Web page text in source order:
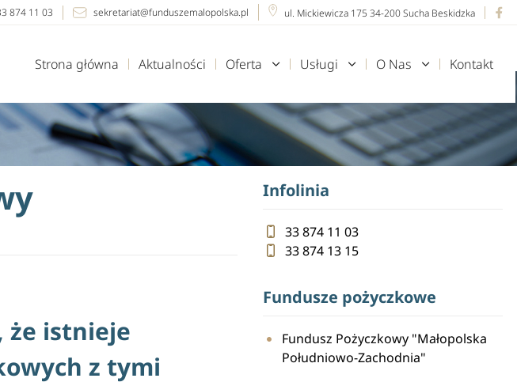
874 11 03 sekretariat@funduszemalopolska.pl ul. Mickiewicza 175 34-200 Sucha Beskidzka
Strona główna Aktualności Oferta Usługi O Nas Kontakt
że istnieje
z tymi
Infolinia
33 874 11 03
33 874 13 15
Fundusze pożyczkowe
Fundusz Pożyczkowy "Małopolska
Południowo-Zachodnia"